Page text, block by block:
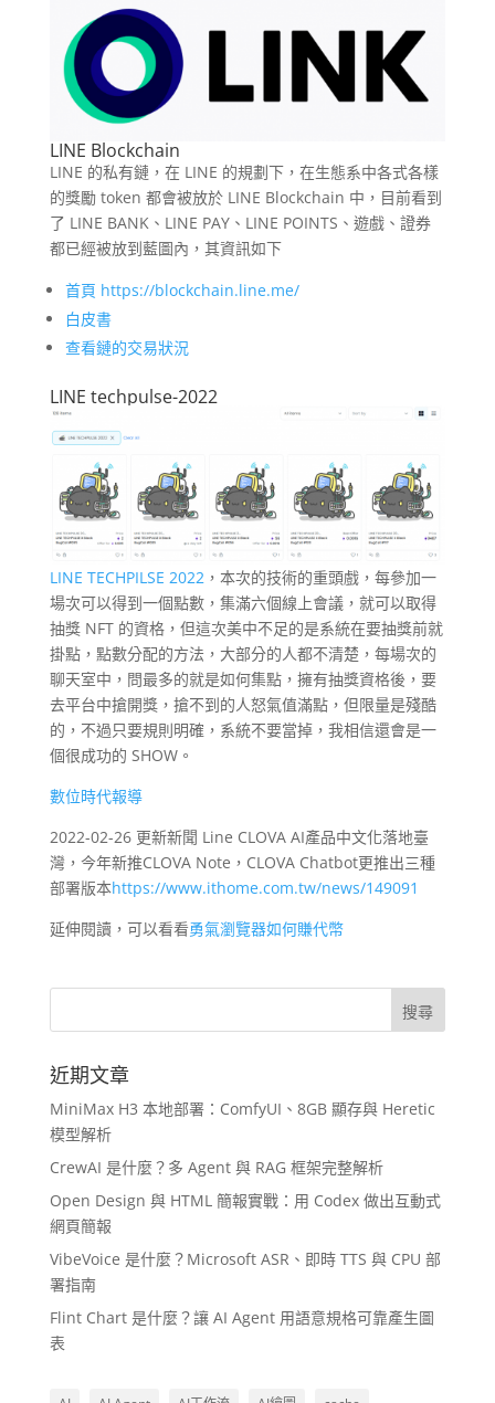
LINE Blockchain
LINE 的私有鏈，在 LINE 的規劃下，在生態系中各式各樣
的獎勵 token 都會被放於 LINE Blockchain 中，目前看到
了 LINE BANK、LINE PAY、LINE POINTS、遊戲、證券
都已經被放到藍圖內，其資訊如下
首頁 https://blockchain.line.me/
白皮書
查看鏈的交易狀況
LINE techpulse-2022
LINE TECHPILSE 2022，本次的技術的重頭戲，每參加一
場次可以得到一個點數，集滿六個線上會議，就可以取得
抽獎 NFT 的資格，但這次美中不足的是系統在要抽獎前就
掛點，點數分配的方法，大部分的人都不清楚，每場次的
聊天室中，問最多的就是如何集點，擁有抽獎資格後，要
去平台中搶開獎，搶不到的人怒氣值滿點，但限量是殘酷
的，不過只要規則明確，系統不要當掉，我相信還會是一
個很成功的 SHOW。
數位時代報導
2022-02-26 更新新聞 Line CLOVA AI產品中文化落地臺
灣，今年新推CLOVA Note，CLOVA Chatbot更推出三種
部署版本https://www.ithome.com.tw/news/149091
延伸閱讀，可以看看勇氣瀏覽器如何賺代幣
近期文章
MiniMax H3 本地部署：ComfyUI、8GB 顯存與 Heretic
模型解析
CrewAI 是什麼？多 Agent 與 RAG 框架完整解析
Open Design 與 HTML 簡報實戰：用 Codex 做出互動式
網頁簡報
VibeVoice 是什麼？Microsoft ASR、即時 TTS 與 CPU 部
署指南
Flint Chart 是什麼？讓 AI Agent 用語意規格可靠產生圖
表